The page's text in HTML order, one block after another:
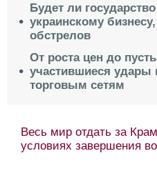
Будет ли
украинскому
обстрелов
От роста цен до
участившиеся удары
торговым сетям
Весь мир отдать за
условиях завершения